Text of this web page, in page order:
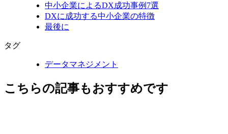
中小企業によるDX成功事例7選
DXに成功する中小企業の特徴
最後に
タグ
データマネジメント
こちらの記事もおすすめです